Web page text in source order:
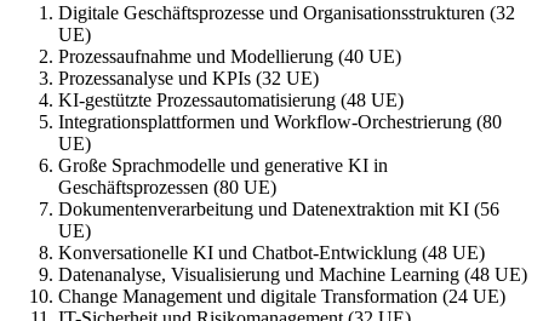
Digitale Geschäftsprozesse und Organisationsstrukturen (32
UE)
Prozessaufnahme und Modellierung (40 UE)
Prozessanalyse und KPIs (32 UE)
KI-gestützte Prozessautomatisierung (48 UE)
Integrationsplattformen und Workflow-Orchestrierung (80
UE)
Große Sprachmodelle und generative KI in
Geschäftsprozessen (80 UE)
Dokumentenverarbeitung und Datenextraktion mit KI (56
UE)
Konversationelle KI und Chatbot-Entwicklung (48 UE)
Datenanalyse, Visualisierung und Machine Learning (48 UE)
Change Management und digitale Transformation (24 UE)